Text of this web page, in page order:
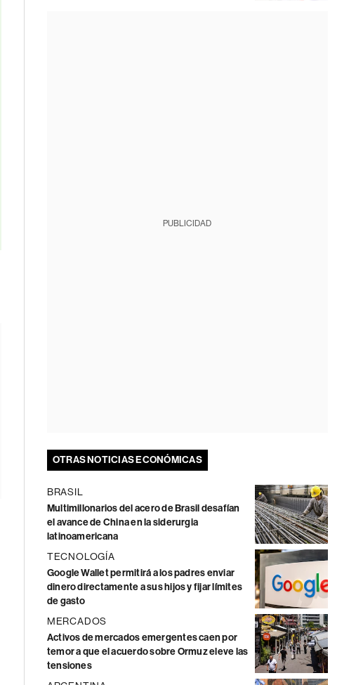
PUBLICIDAD
OTRAS NOTICIAS ECONÓMICAS
BRASIL
Multimillonarios del acero de Brasil desafían
el avance de China en la siderurgia
latinoamericana
TECNOLOGÍA
Google Wallet permitirá a los padres enviar
dinero directamente a sus hijos y fijar límites
de gasto
MERCADOS
Activos de mercados emergentes caen por
temor a que el acuerdo sobre Ormuz eleve las
tensiones